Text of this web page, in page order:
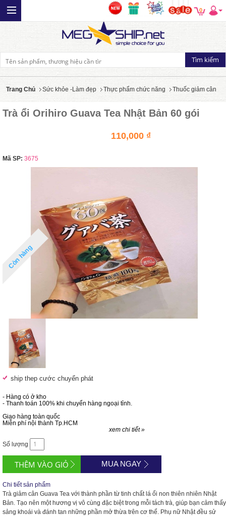
0
Trang Chủ Sức khỏe -Làm đẹp Thực phẩm chức năng Thuốc giảm cân
Trà ổi Orihiro Guava Tea Nhật Bản 60 gói
110,000 ₫
Mã SP: 3675
Còn hàng
ship thep cước chuyển phát
- Hàng có ở kho
- Thanh toán 100% khi chuyển hàng ngoại tỉnh.
Giao hàng toàn quốc
Miễn phí nội thành Tp.HCM
xem chi tiết »
Số lượng
MUA NGAY
Chi tiết sản phẩm
Trà giảm cân Guava Tea với thành phần từ tinh chất lá ổi non thiên nhiên Nhật
Bản. Tạo nên một hương vị vô cùng đặc biệt trong mỗi tách trà, giúp bạn cảm thấy
sảng khoái và đánh tan những phần mở thừa trên cơ thể. Phụ nữ Nhật đều sử